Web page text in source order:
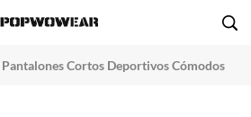
Pantalones Cortos Deportivos Cómodos